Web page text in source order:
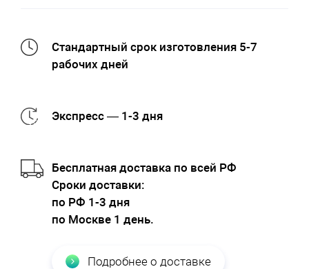
Стандартный срок изготовления 5-7
рабочих дней
Экспресс — 1-3 дня
Бесплатная доставка по всей РФ
Cроки доставки:
по РФ 1-3 дня
по Москве 1 день.
Подробнее о доставке